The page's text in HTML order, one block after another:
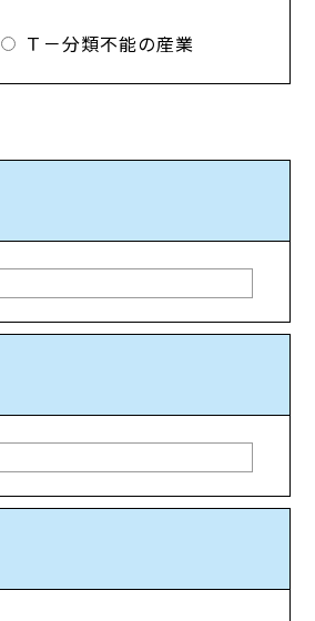
Ｔ－分類不能の産業